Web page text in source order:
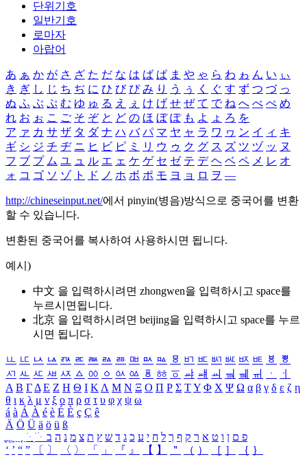
단위기호
일반기호
로마자
아랍어
あ ぁ か が さ ざ た だ な は ば ぱ ま や ゃ ら わ ゎ ん い ぃ
き ぎ し じ ち ぢ に ひ び ぴ み り う ぅ く ぐ す ず つ づ っ
ぬ ふ ぶ ぷ む ゆ ゅ る え ぇ け げ せ ぜ て で ね へ べ ぺ め
れ お ぉ こ ご そ ぞ と ど の ほ ぼ ぽ も よ ょ ろ を
ア ァ カ サ ザ タ ダ ナ ハ バ パ マ ヤ ャ ラ ワ ヮ ン イ ィ キ
ギ シ ジ チ ヂ ニ ヒ ビ ピ ミ リ ウ ゥ ク グ ス ズ ツ ヅ ッ ヌ
フ ブ プ ム ユ ュ ル エ ェ ケ ゲ セ ゼ テ デ ヘ ベ ペ メ レ オ
ォ コ ゴ ソ ゾ ト ド ノ ホ ボ ポ モ ヨ ョ ロ ヲ ―
http://chineseinput.net/에서 pinyin(병음)방식으로 중국어를 변환
할 수 있습니다.
변환된 중국어를 복사하여 사용하시면 됩니다.
예시)
中文 을 입력하시려면 zhongwen을 입력하시고 space를
누르시면됩니다.
北京 을 입력하시려면 beijing을 입력하시고 space를 누르
시면 됩니다.
ㅥ ㅦ ㅧ ㅨ ㅩ ㅪ ㅫ ㅬ ㅭ ㅮ ㅯ ㅰ ㅱ ㅲ ㅳ ㅴ ㅵ ㅶ ㅷ ㅸ
ㅹ
ㅺ ㅻ ㅼ ㅽ ㅾ ㅿ ㆀ ㆁ ㆂ ㆃ ㆄ ㆅ ㆆ ㆇ ㆈ ㆉ ㆊ ㆋ ㆌ ㆍ
ㆎ
Α Β ΓΔ Ε Ζ Η Θ Ι ΚΛ Μ Ν Ξ Ο Π Ρ Σ ΤΥ Φ Χ Ψ Ω α β γ δ ε ζ η
θ ι κ λ μ ν ξ ο π ρ σ τ υ φ χ ψ ω
á à Á À é è É È ç Ç ê
Ä Ö Ü ä ö ü ß
ִֶֹ ֻּ ׁׂ פ ם ן ו ט א ר ק ף ך ל ח י ע כ ג ד ש ץ ת צ מ נ ה ב
‘ ’ “ ” 〔 〕 〈 〉 「 」 『 』 【 】 ＂ （ ） ［ ］ ｛ ｝